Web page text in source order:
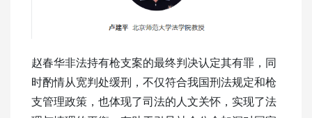
赵春华非法持有枪支案的最终判决认定其有罪，同
时酌情从宽判处缓刑，不仅符合我国刑法规定和枪
支管理政策，也体现了司法的人文关怀，实现了法